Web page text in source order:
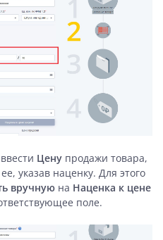
Цену продажи товара,
указав наценку. Для этого
вручную на Наценка к цене
поле.